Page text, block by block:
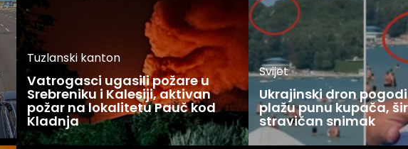
Tuzlanski kanton
Vatrogasci ugasili požare u
Srebreniku i Kalesiji, aktivan
požar na lokalitetu Pauč kod
Kladnja
Svijet
Ukrajinski dron
plažu punu kupača,
stravičan snimak